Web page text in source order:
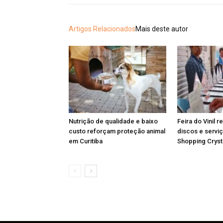
Artigos RelacionadosMais deste autor
Nutrição de qualidade e baixo
custo reforçam proteção animal
em Curitiba
Feira do Vinil
discos e
Shopping